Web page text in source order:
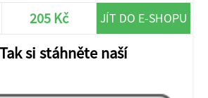
205 Kč JÍT DO E-SHOPU
si stáhněte naší